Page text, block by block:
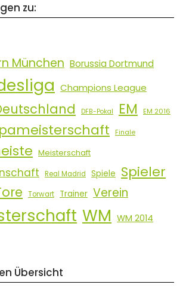
zu:
München Borussia Dortmund
Champions League
DFB-Pokal EM EM 2016
Finale
Meisterschaft
Real Madrid Spiele Spieler
Torwart Trainer Verein
WM WM 2014
Übersicht